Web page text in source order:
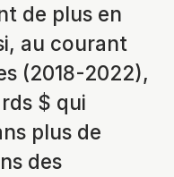
de plus en
au courant
(2018-2022),
$ qui
plus de
des